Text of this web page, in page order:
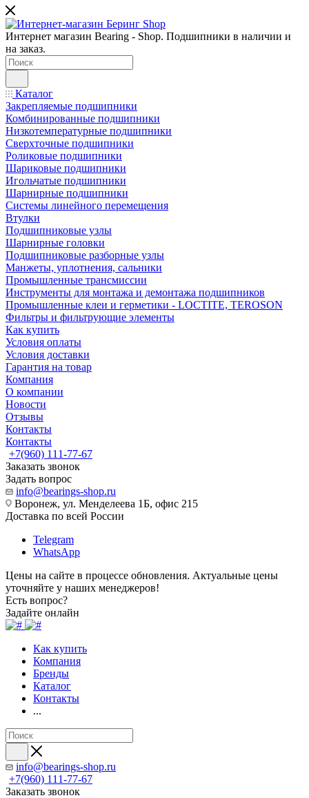
Интернет магазин Bearing - Shop. Подшипники в наличии и
на заказ.
Каталог
Закрепляемые подшипники
Комбинированные подшипники
Низкотемпературные подшипники
Сверхточные подшипники
Роликовые подшипники
Шариковые подшипники
Игольчатые подшипники
Шарнирные подшипники
Системы линейного перемещения
Втулки
Подшипниковые узлы
Шарнирные головки
Подшипниковые разборные узлы
Манжеты, уплотнения, сальники
Промышленные трансмиссии
Инструменты для монтажа и демонтажа подшипников
Промышленные клеи и герметики - LOCTITE, TEROSON
Фильтры и фильтрующие элементы
Как купить
Условия оплаты
Условия доставки
Гарантия на товар
Компания
О компании
Новости
Отзывы
Контакты
Контакты
+7(960) 111-77-67
Заказать звонок
Задать вопрос
info@bearings-shop.ru
Воронеж, ул. Менделеева 1Б, офис 215
Доставка по всей России
Telegram
WhatsApp
Цены на сайте в процессе обновления. Актуальные цены
уточняйте у наших менеджеров!
Есть вопрос?
Задайте онлайн
Как купить
Компания
Бренды
Каталог
Контакты
...
info@bearings-shop.ru
+7(960) 111-77-67
Заказать звонок